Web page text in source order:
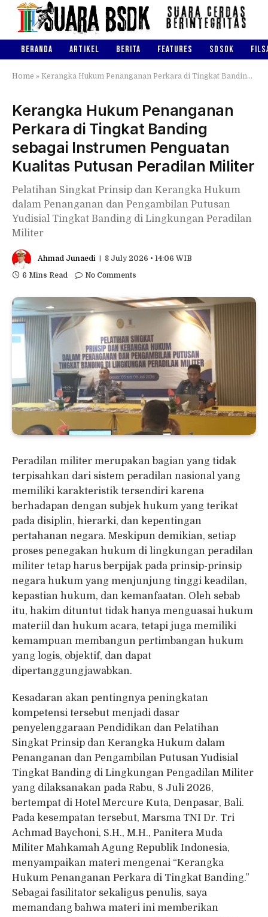
BERANDA ARTIKEL BERITA FEATURES SOSOK
Home » Kerangka Hukum Penanganan Perkara di Tingkat Banding sebagai Instrumen Penguatan Kualitas Putusan Peradilan Militer
Kerangka Hukum Penanganan
Perkara di Tingkat Banding
sebagai Instrumen Penguatan
Kualitas Putusan Peradilan Militer
Pelatihan Singkat Prinsip dan Kerangka Hukum
dalam Penanganan dan Pengambilan Putusan
Yudisial Tingkat Banding di Lingkungan Peradilan
Militer
Ahmad Junaedi
8 July 2026 • 14:06 WIB
6 Mins Read
No Comments
Peradilan militer merupakan bagian yang tidak
terpisahkan dari sistem peradilan nasional yang
memiliki karakteristik tersendiri karena
berhadapan dengan subjek hukum yang terikat
pada disiplin, hierarki, dan kepentingan
pertahanan negara. Meskipun demikian, setiap
proses penegakan hukum di lingkungan peradilan
militer tetap harus berpijak pada prinsip-prinsip
negara hukum yang menjunjung tinggi keadilan,
kepastian hukum, dan kemanfaatan. Oleh sebab
itu, hakim dituntut tidak hanya menguasai hukum
materiil dan hukum acara, tetapi juga memiliki
kemampuan membangun pertimbangan hukum
yang logis, objektif, dan dapat
dipertanggungjawabkan.
Kesadaran akan pentingnya peningkatan
kompetensi tersebut menjadi dasar
penyelenggaraan Pendidikan dan Pelatihan
Singkat Prinsip dan Kerangka Hukum dalam
Penanganan dan Pengambilan Putusan Yudisial
Tingkat Banding di Lingkungan Pengadilan Militer
yang dilaksanakan pada Rabu, 8 Juli 2026,
bertempat di Hotel Mercure Kuta, Denpasar, Bali.
Pada kesempatan tersebut, Marsma TNI Dr. Tri
Achmad Baychoni, S.H., M.H., Panitera Muda
Militer Mahkamah Agung Republik Indonesia,
menyampaikan materi mengenai “Kerangka
Hukum Penanganan Perkara di Tingkat Banding.”
Sebagai fasilitator sekaligus penulis, saya
memandang bahwa materi ini memberikan